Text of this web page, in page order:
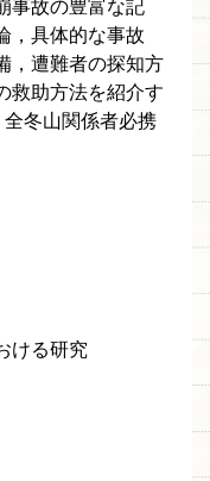
事故の豊富な記
，具体的な事故
，遭難者の探知方
救助方法を紹介す
全冬山関係者必携
ける研究